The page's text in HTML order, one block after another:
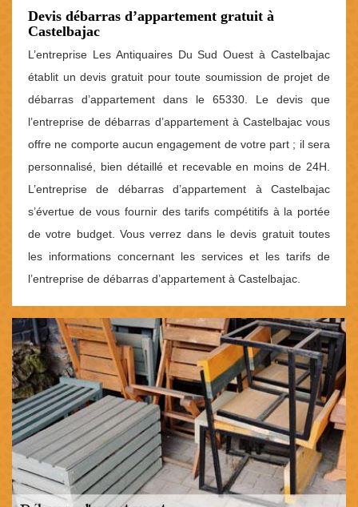
Devis débarras d’appartement gratuit à
Castelbajac
L’entreprise Les Antiquaires Du Sud Ouest à Castelbajac
établit un devis gratuit pour toute soumission de projet de
débarras d’appartement dans le 65330. Le devis que
l’entreprise de débarras d’appartement à Castelbajac vous
offre ne comporte aucun engagement de votre part ; il sera
personnalisé, bien détaillé et recevable en moins de 24H.
L’entreprise de débarras d’appartement à Castelbajac
s’évertue de vous fournir des tarifs compétitifs à la portée
de votre budget. Vous verrez dans le devis gratuit toutes
les informations concernant les services et les tarifs de
l’entreprise de débarras d’appartement à Castelbajac.